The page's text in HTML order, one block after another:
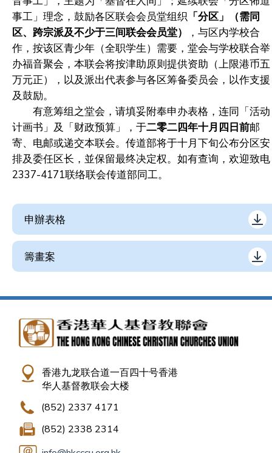
事工」理念，鼓励各区联会会员堂组织 「分区」
（需同
区、跨宗派及不少于三间联会会员堂）
，与区内学校合
作，按该区青少年（全职学生）需要，堂会与学校联合举
办福音聚会，本联会将按津助原则提供资助（上限港币五
万元正），以及派出代表参与各区筹备委员会，以作支援
及鼓励。
有意筹组之堂会，请填妥附奉申办表格，连同「活动
计画书」及「财政预算」，于二零二四年十月四日前邮
寄、电邮或递交本联会。传道部将于十月下旬公布分区安
排及委任区长，並保留最终决定权。如有查询，欢迎致电
2337-4171联络联会传道部同工。
申辦表格
籌畫案
香港九龙联合道一百四十号香港
华人基督教联会大楼
(852) 2337 4171
(852) 2338 2314